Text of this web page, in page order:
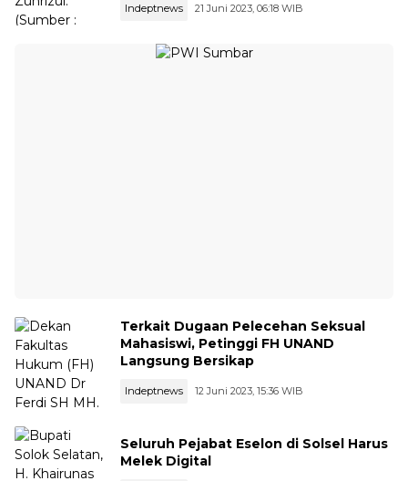
Indeptnews 21 Juni 2023, 06:18 WIB
Terkait Dugaan Pelecehan Seksual
Mahasiswi, Petinggi FH UNAND
Langsung Bersikap
Indeptnews 12 Juni 2023, 15:36 WIB
Seluruh Pejabat Eselon di Solsel Harus
Melek Digital